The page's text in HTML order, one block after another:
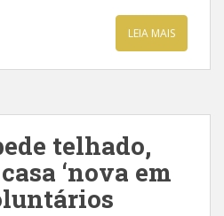
LEIA MAIS
telhado,
‘nova em